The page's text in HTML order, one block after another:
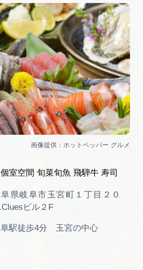
室空間 旬菜旬魚 飛騨牛 寿司
県岐阜市玉宮町１丁目２０
ビル２F
駅徒歩4分 玉宮の中心